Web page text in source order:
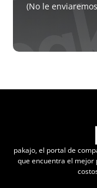
(No le
pakajo, el portal de
que encuentra el mejor